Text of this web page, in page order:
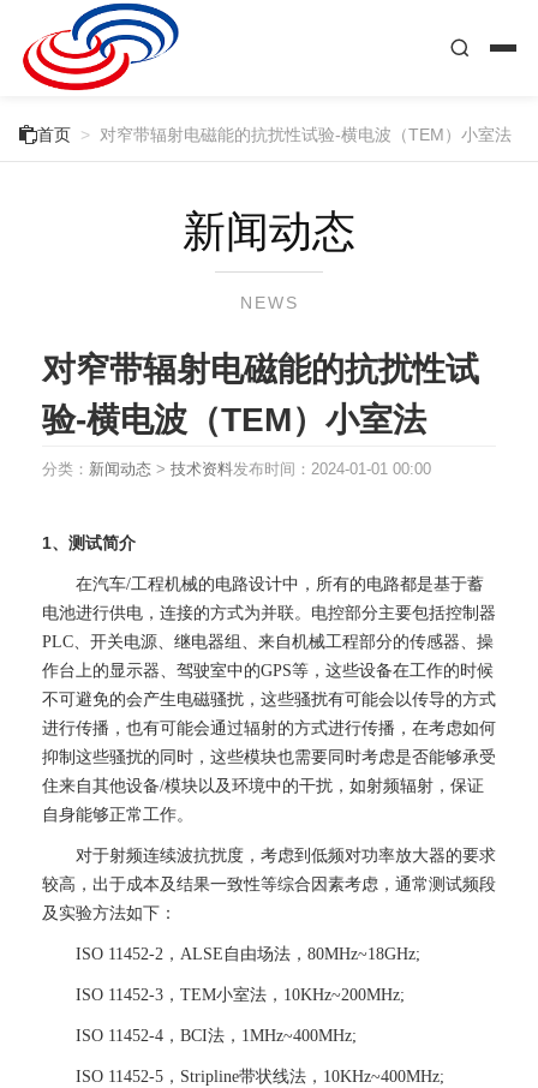
首页 > 对窄带辐射电磁能的抗扰性试验-横电波（TEM）小室法
新闻动态
NEWS
对窄带辐射电磁能的抗扰性试
验-横电波（TEM）小室法
分类： 新闻动态 > 技术资料发布时间： 2024-01-01 00:00
1、测试简介
在汽车/工程机械的电路设计中，所有的电路都是基于蓄
电池进行供电，连接的方式为并联。电控部分主要包括控制器
PLC、开关电源、继电器组、来自机械工程部分的传感器、操
作台上的显示器、驾驶室中的GPS等，这些设备在工作的时候
不可避免的会产生电磁骚扰，这些骚扰有可能会以传导的方式
进行传播，也有可能会通过辐射的方式进行传播，在考虑如何
抑制这些骚扰的同时，这些模块也需要同时考虑是否能够承受
住来自其他设备/模块以及环境中的干扰，如射频辐射，保证
自身能够正常工作。
对于射频连续波抗扰度，考虑到低频对功率放大器的要求
较高，出于成本及结果一致性等综合因素考虑，通常测试频段
及实验方法如下：
ISO 11452-2，ALSE自由场法，80MHz~18GHz;
ISO 11452-3，TEM小室法，10KHz~200MHz;
ISO 11452-4，BCI法，1MHz~400MHz;
ISO 11452-5，Stripline带状线法，10KHz~400MHz;